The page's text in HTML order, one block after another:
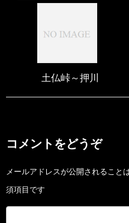
土仏峠～押川
コメントをどうぞ
メールアドレスが公開されること
須項目です